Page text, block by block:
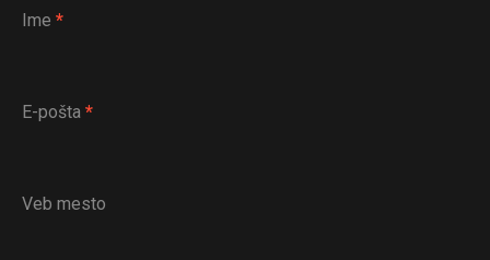
Ime *
E-pošta *
Veb mesto